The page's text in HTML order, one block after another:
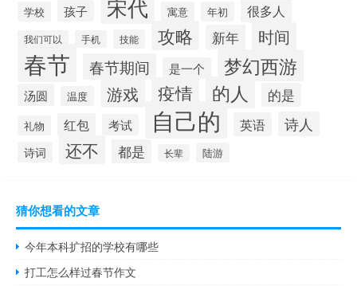
学校 孩子 宋代 寓意 年初 很多人
我们可以 手机 技能 攻略 新年 时间
春节 春节期间 是一个 梦幻西游
汤圆 温度 游戏 疫情 的人 的是
礼物 红包 考试 自己的 英语 诗人
诗词 还不 都是 长辈 陆游
猜你想看的文章
今年本科扩招的学校有哪些
打工怎么样过春节作文